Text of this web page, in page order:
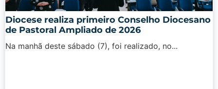
Diocese realiza primeiro Conselho Diocesano
de Pastoral Ampliado de 2026
Na manhã deste sábado (7), foi realizado, no...